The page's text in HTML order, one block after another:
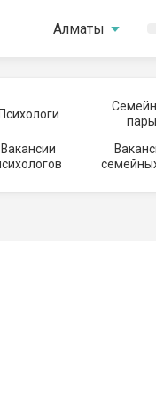
Алматы
пары
Вакансии